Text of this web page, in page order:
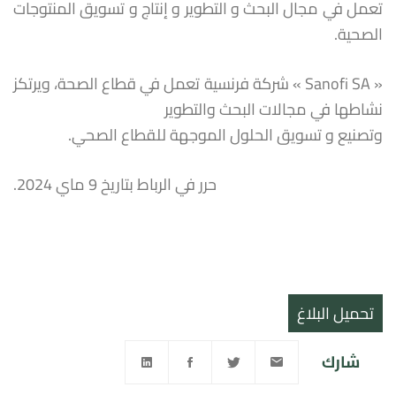
تعمل في مجال البحث و التطوير و إنتاج و تسويق المنتوجات
الصحية.
« Sanofi SA » شركة فرنسية تعمل في قطاع الصحة، ويرتكز
نشاطها في مجالات البحث والتطوير
وتصنيع و تسويق الحلول الموجهة للقطاع الصحي.
حرر في الرباط بتاريخ 9 ماي 2024.
تحميل البلاغ
شارك